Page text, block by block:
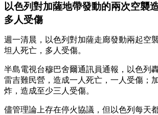
以色列對加薩地帶發動的兩次空襲
多人受傷
週一清晨，以色列對加薩走廊發動兩起空
坦人死亡，多人受傷。
半島電視台穆巴舍爾通訊員通報，以色列
雷吉難民營，造成一人死亡，一人受傷；
炸，造成至少三人受傷。
儘管理論上存在停火協議，但以色列每天